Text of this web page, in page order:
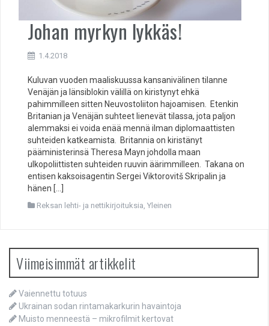
Johan myrkyn lykkäs!
1.4.2018
Kuluvan vuoden maaliskuussa kansanivälinen tilanne
Venäjän ja länsiblokin välillä on kiristynyt ehkä
pahimmilleen sitten Neuvostoliiton hajoamisen. Etenkin
Britanian ja Venäjän suhteet lienevät tilassa, jota paljon
alemmaksi ei voida enää mennä ilman diplomaattisten
suhteiden katkeamista. Britannia on kiristänyt
pääministerinsä Theresa Mayn johdolla maan
ulkopoliittisten suhteiden ruuvin äärimmilleen. Takana on
entisen kaksoisagentin Sergei Viktorovitš Skripalin ja
hänen […]
Reksan lehti- ja nettikirjoituksia, Yleinen
Viimeisimmät artikkelit
Vaiennettu totuus
Ukrainan sodan rintamakarkurin havaintoja
Muisto menneestä – mikrofilmit kertovat